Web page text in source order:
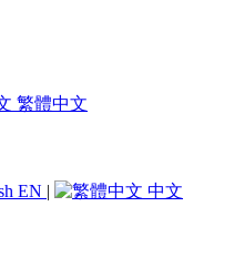
繁體中文
EN | 中文